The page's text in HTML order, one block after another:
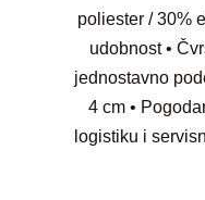
poliester / 30%
udobnost •
jednostavno
4 cm •
logistiku i